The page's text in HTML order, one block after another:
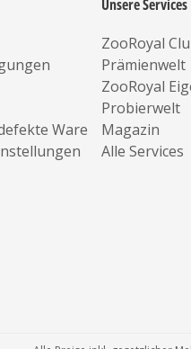
Ware
Unsere Services
ZooRoyal
Prämienwelt
ZooRoyal
Probierwelt
Magazin
Alle Services